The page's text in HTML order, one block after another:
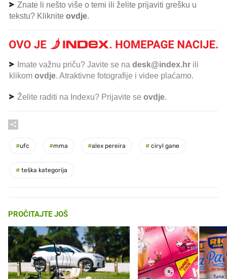
Znate li nešto više o temi ili želite prijaviti grešku u
tekstu? Kliknite ovdje.
Imate važnu priču? Javite se na desk@index.hr ili
klikom ovdje. Atraktivne fotografije i videe plaćamo.
Želite raditi na Indexu? Prijavite se ovdje.
#ufc #mma #alex pereira # ciryl gane
# teška kategorija
PROČITAJTE JOŠ